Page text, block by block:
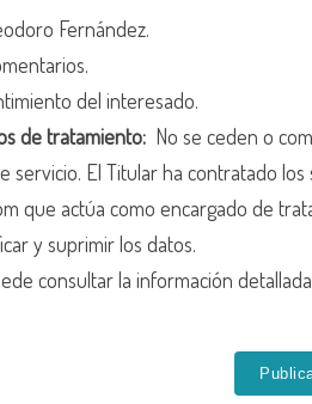
Fernández.
del interesado.
de tratamiento: No se ceden o
servicio. El Titular ha contratado los
que actúa como encargado de
y suprimir los datos.
consultar la información